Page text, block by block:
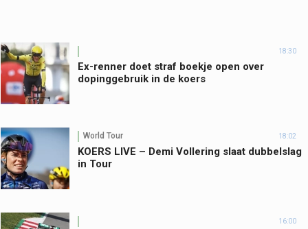
18:30
Ex-renner doet straf boekje open over
dopinggebruik in de koers
World Tour 18:02
KOERS LIVE – Demi Vollering slaat dubbelslag
in Tour
16:00